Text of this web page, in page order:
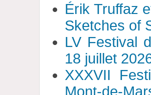
Érik Truffaz
Sketches of
LV Festival
18 juillet
XXXVII
Mont-de-